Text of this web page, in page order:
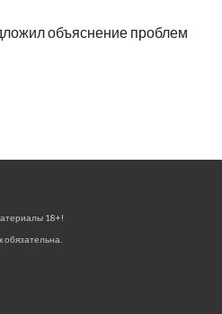
объяснение проблем
18+!
обязательна.